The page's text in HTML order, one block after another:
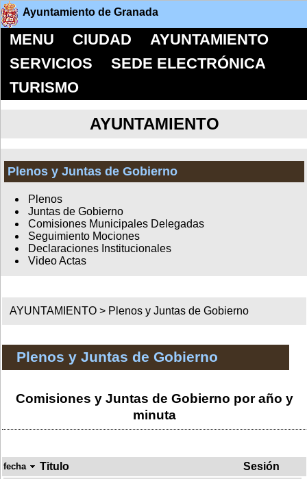
Ayuntamiento de Granada
MENU CIUDAD
AYUNTAMIENTO
SERVICIOS
SEDE ELECTRÓNICA
TURISMO
AYUNTAMIENTO
Plenos y Juntas de Gobierno
Plenos
Juntas de Gobierno
Comisiones Municipales Delegadas
Seguimiento Mociones
Declaraciones Institucionales
Video Actas
AYUNTAMIENTO > Plenos y Juntas de Gobierno
Plenos y Juntas de Gobierno
Comisiones y Juntas de Gobierno por año y
minuta
fecha Titulo
Sesión